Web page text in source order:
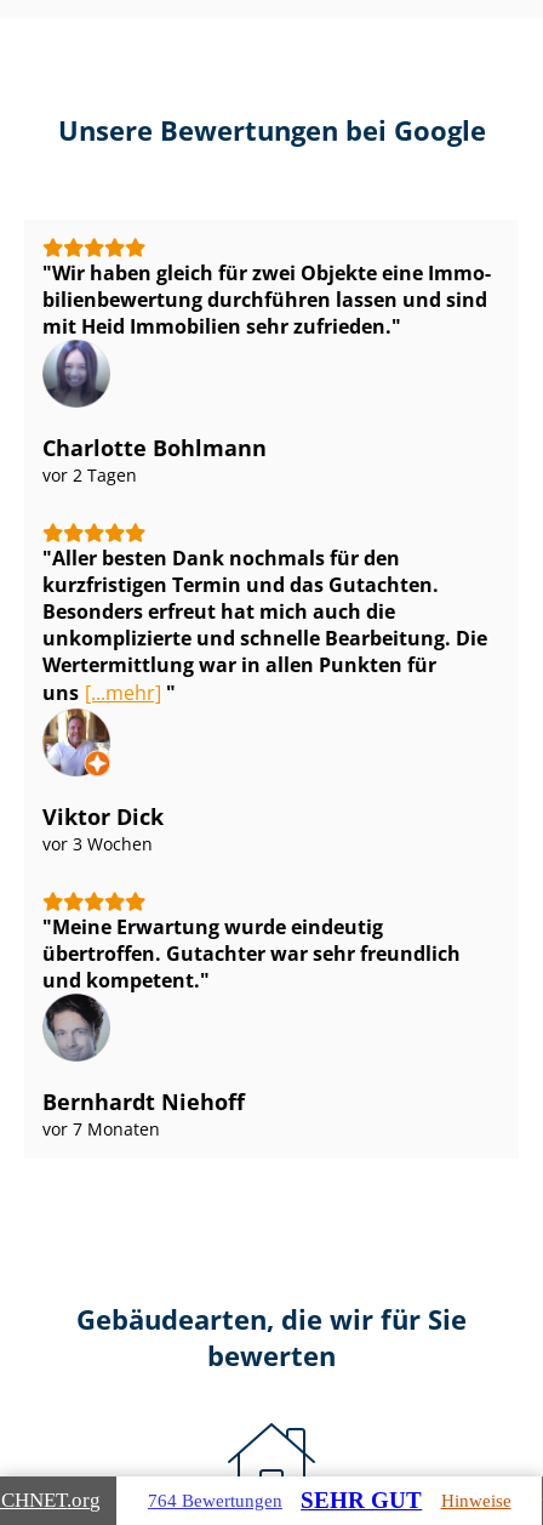
Unsere Bewertungen bei Google
Wir haben gleich für zwei Objekte eine Im­mo­
bi­li­en­be­wer­tung durchführen lassen und sind
mit Heid Immobilien sehr zufrieden.
Charlotte Bohlmann
vor 2 Tagen
Aller besten Dank nochmals für den
kurzfristigen Termin und das Gutachten.
Besonders erfreut hat mich auch die
unkomplizierte und schnelle Bearbeitung. Die
Wertermittlung war in allen Punkten für
uns [...mehr]
Viktor Dick
vor 3 Wochen
Meine Erwartung wurde eindeutig
übertroffen. Gutachter war sehr freundlich
und kompetent.
Bernhardt Niehoff
vor 7 Monaten
Gebäudearten, die wir für Sie
bewerten
.org 764 Bewertungen SEHR GUT Hinweise